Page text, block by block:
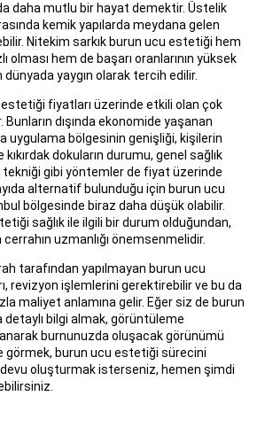
daha mutlu bir hayat demektir. Üstelik
kemik yapılarda meydana gelen
Nitekim sarkık burun ucu estetiği hem
olması hem de başarı oranlarının yüksek
yaygın olarak tercih edilir.
estetiği fiyatları üzerinde etkili olan çok
dışında ekonomide yaşanan
uygulama bölgesinin genişliği, kişilerin
kıkırdak dokuların durumu, genel sağlık
gibi yöntemler de fiyat üzerinde
alternatif bulunduğu için burun ucu
bölgesinde biraz daha düşük olabilir.
sağlık ile ilgili bir durum olduğundan,
uzmanlığı önemsenmelidir.
tarafından yapılmayan burun ucu
revizyon işlemlerini gerektirebilir ve bu da
maliyet anlamına gelir. Eğer siz de burun
bilgi almak, görüntüleme
burnunuzda oluşacak görünümü
görmek, burun ucu estetiği sürecini
oluşturmak isterseniz, hemen şimdi